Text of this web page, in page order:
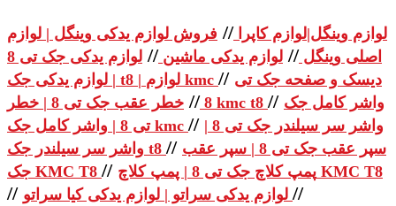
لوازم وینگل|لوازم کاپرا // فروش لوازم یدکی وینگل | لوازم
اصلی وینگل // لوازم یدکی ماشین //
لوازم یدکی جک تی 8
| لوازم یدکی جک t8 | لوازم kmc // دیسک و صفحه جک تی
8
// خطر عقب جک تی 8 | خطر kmc t8 // واشر کامل جک
تی 8 | واشر کامل جک kmc // واشر سر سیلندر جک تی 8 |
واشر سر سیلندر جک t8 // سپر عقب جک تی 8 | سپر عقب
جک KMC T8 // پمپ کلاچ جک تی 8 | پمپ کلاچ KMC T8
// //